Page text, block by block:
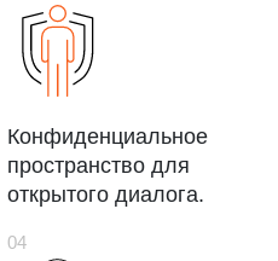
Конфиденциальное
пространство для
открытого диалога.